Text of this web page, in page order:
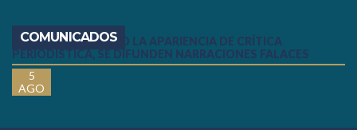
COMUNICADOS
COMUNICADO: BAJO LA APARIENCIA DE CRÍTICA
PERIODÍSTICA, SE DIFUNDEN NARRACIONES FALACES
5
AGO